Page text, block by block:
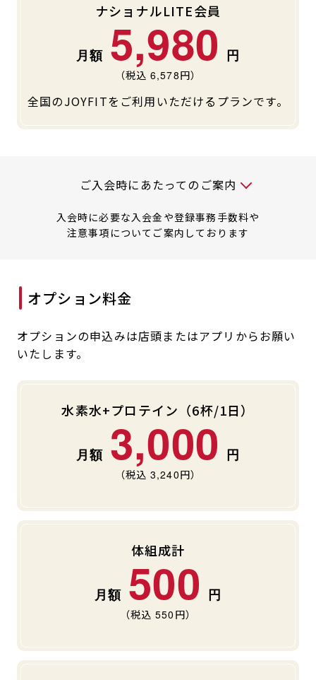
ナショナルLITE会員
5,980
（税込 6,578円）
全国のJOYFITをご利用いただけるプランです。
入会時には以下の料金が必要です
ご入会時にあたってのご案内
入会時に必要な入会金や登録事務手数料や
注意事項についてご案内しております
オプション料金
オプションの申込みは店頭またはアプリからお願い
いたします。
水素水+プロテイン（6杯/1日）
3,000
（税込 3,240円）
体組成計
500
（税込 550 円）